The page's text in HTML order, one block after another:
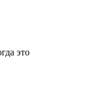
это